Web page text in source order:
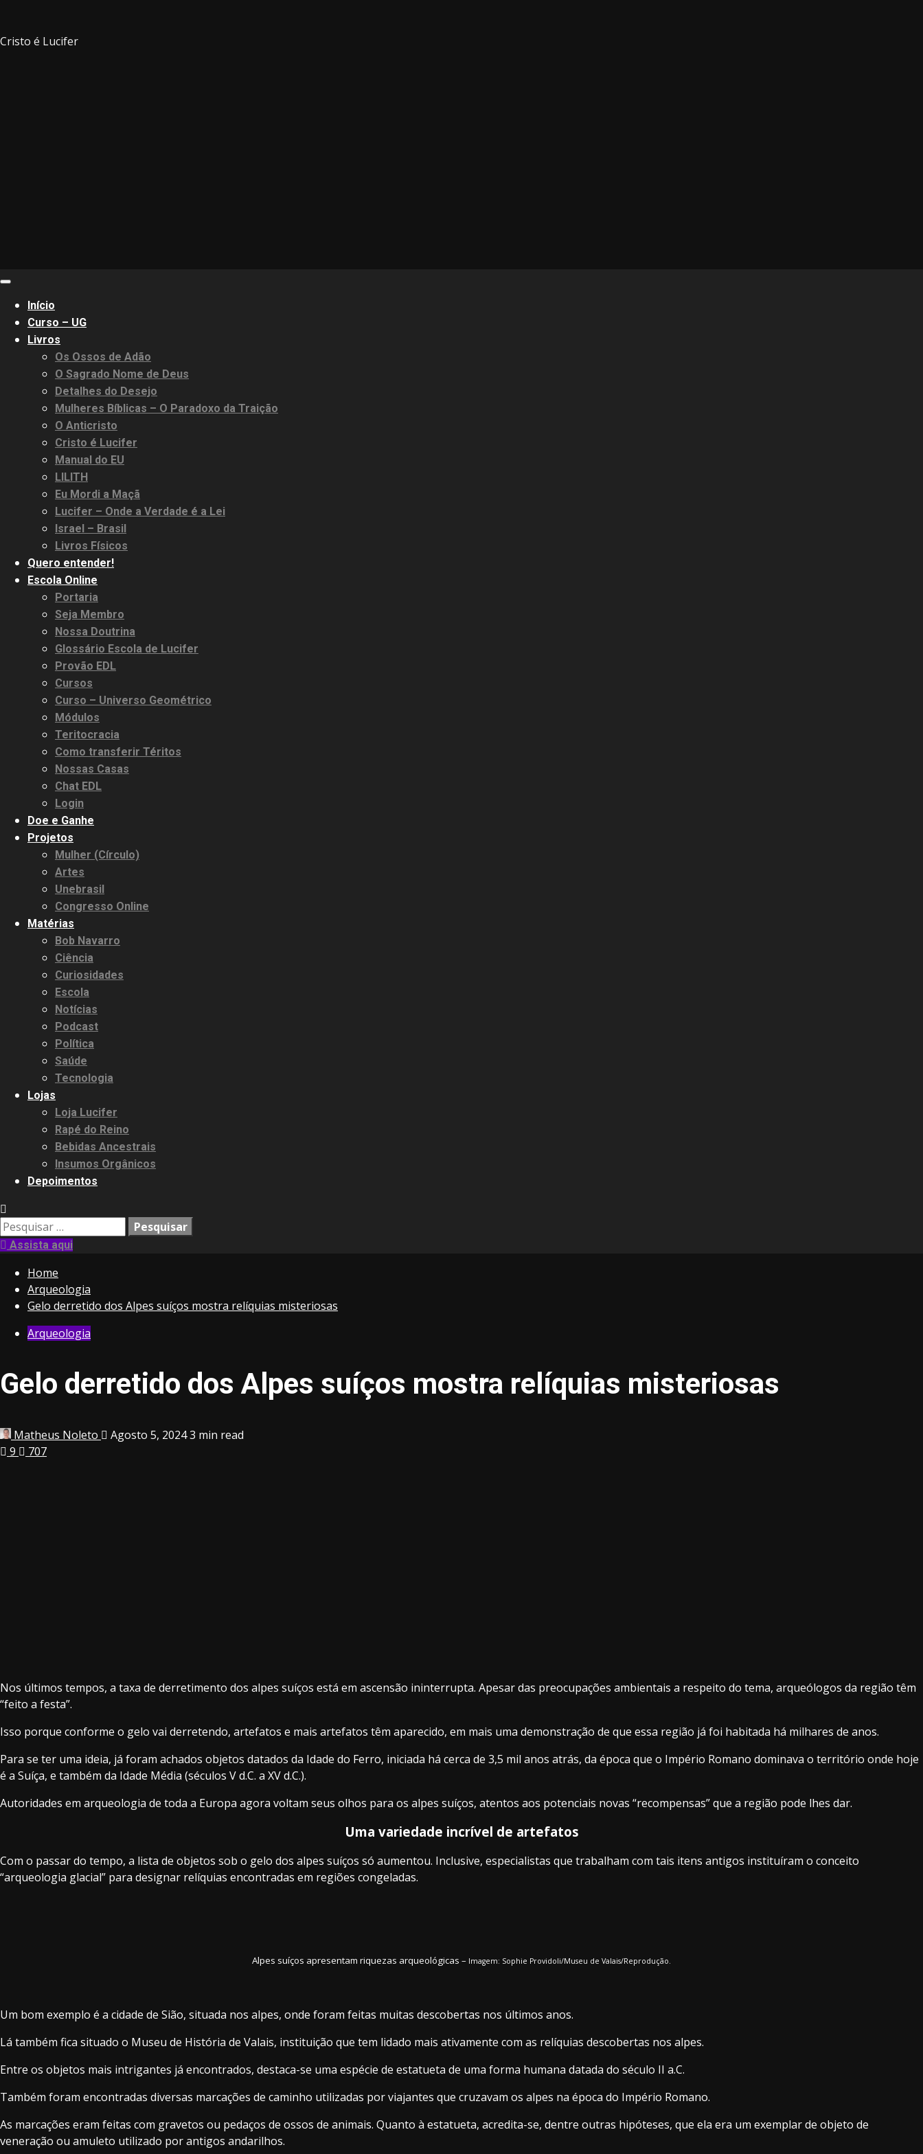
Cristo é Lucifer
Primary
MenuInício
Curso – UG
Livros
Os Ossos de Adão
O Sagrado Nome de Deus
Detalhes do Desejo
Mulheres Bíblicas – O Paradoxo da Traição
O Anticristo
Cristo é Lucifer
Manual do EU
LILITH
Eu Mordi a Maçã
Lucifer – Onde a Verdade é a Lei
Israel – Brasil
Livros Físicos
Quero entender!
Escola Online
Portaria
Seja Membro
Nossa Doutrina
Glossário Escola de Lucifer
Provão EDL
Cursos
Curso – Universo Geométrico
Módulos
Teritocracia
Como transferir Téritos
Nossas Casas
Chat EDL
Login
Doe e Ganhe
Projetos
Mulher (Círculo)
Artes
Unebrasil
Congresso Online
Matérias
Bob Navarro
Ciência
Curiosidades
Escola
Notícias
Podcast
Política
Saúde
Tecnologia
Lojas
Loja Lucifer
Rapé do Reino
Bebidas Ancestrais
Insumos Orgânicos
Depoimentos
Pesquisar
por:Assista aqui
Home
Arqueologia
Gelo derretido dos Alpes suíços mostra relíquias misteriosas
Arqueologia
Gelo derretido dos Alpes suíços mostra relíquias misteriosas
Matheus Noleto Agosto 5, 20243 min read
9
707
Nos últimos tempos, a taxa de derretimento dos alpes suíços está em ascensão ininterrupta. Apesar das preocupações ambientais a respeito do tema, arqueólogos da região têm
“feito a festa”.
Isso porque conforme o gelo vai derretendo, artefatos e mais artefatos têm aparecido, em mais uma demonstração de que essa região já foi habitada há milhares de anos.
Para se ter uma ideia, já foram achados objetos datados da Idade do Ferro, iniciada há cerca de 3,5 mil anos atrás, da época que o Império Romano dominava o território onde hoje
é a Suíça, e também da Idade Média (séculos V d.C. a XV d.C.).
Autoridades em arqueologia de toda a Europa agora voltam seus olhos para os alpes suíços, atentos aos potenciais novas “recompensas” que a região pode lhes dar.
Uma variedade incrível de artefatos
Com o passar do tempo, a lista de objetos sob o gelo dos alpes suíços só aumentou. Inclusive, especialistas que trabalham com tais itens antigos instituíram o conceito
“arqueologia glacial” para designar relíquias encontradas em regiões congeladas.
Alpes suíços apresentam riquezas arqueológicas – Imagem: Sophie Providoli/Museu de Valais/Reprodução.
Um bom exemplo é a cidade de Sião, situada nos alpes, onde foram feitas muitas descobertas nos últimos anos.
Lá também fica situado o Museu de História de Valais, instituição que tem lidado mais ativamente com as relíquias descobertas nos alpes.
Entre os objetos mais intrigantes já encontrados, destaca-se uma espécie de estatueta de uma forma humana datada do século II a.C.
Também foram encontradas diversas marcações de caminho utilizadas por viajantes que cruzavam os alpes na época do Império Romano.
As marcações eram feitas com gravetos ou pedaços de ossos de animais. Quanto à estatueta, acredita-se, dentre outras hipóteses, que ela era um exemplar de objeto de
veneração ou amuleto utilizado por antigos andarilhos.